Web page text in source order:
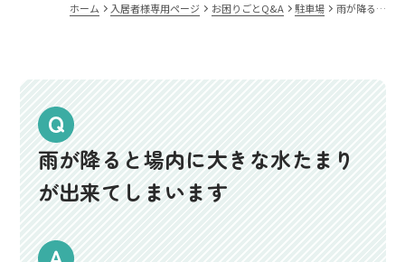
ホーム 入居者様専用ページ お困りごとQ&A 駐車場 雨が降る…
雨が降ると場内に大きな水たまり
が出来てしまいます